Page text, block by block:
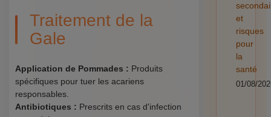
Traitement de la
Gale
Application de Pommades : Produits
spécifiques pour tuer les acariens
responsables.
Antibiotiques : Prescrits en cas d'infection
et
risques
pour
la
santé
01/08/